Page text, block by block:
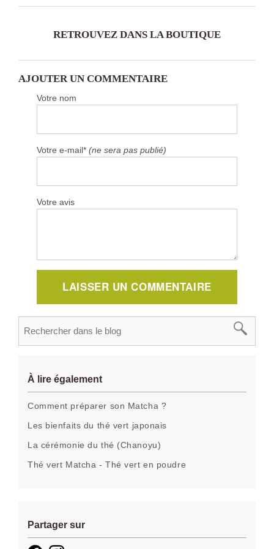
RETROUVEZ DANS LA BOUTIQUE
AJOUTER UN COMMENTAIRE
Votre nom
Votre e-mail* (ne sera pas publié)
Votre avis
LAISSER UN COMMENTAIRE
À lire également
Comment préparer son Matcha ?
Les bienfaits du thé vert japonais
La cérémonie du thé (Chanoyu)
Thé vert Matcha - Thé vert en poudre
Partager sur